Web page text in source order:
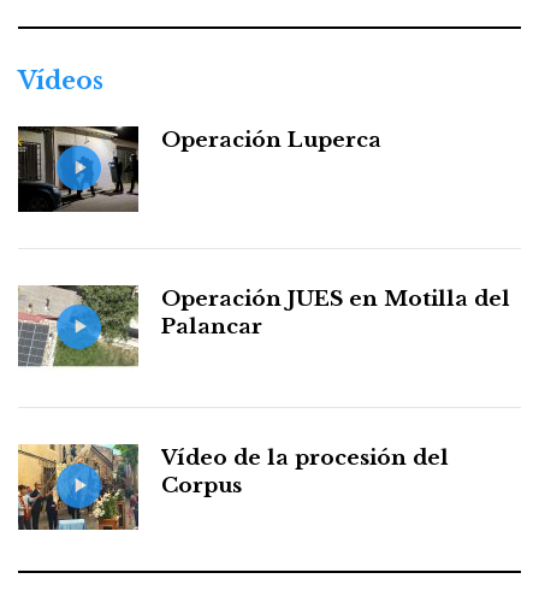
Vídeos
Operación Luperca
Operación JUES en Motilla del
Palancar
Vídeo de la procesión del
Corpus